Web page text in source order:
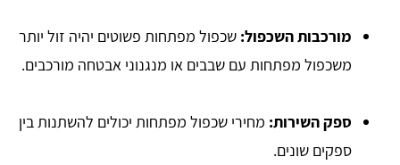
מורכבות השכפול: שכפול מפתחות פשוטים יהיה זול יותר
משכפול מפתחות עם שבבים או מנגנוני אבטחה מורכבים.
ספק השירות: מחירי שכפול מפתחות יכולים להשתנות בין
ספקים שונים.